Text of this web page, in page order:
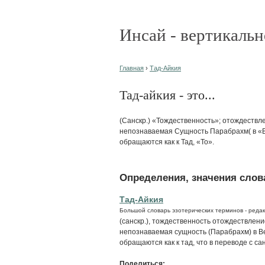
Инсай -
Главная › Тад-Айкия
Тад-айкия - это...
(Санскр.) «Тождественность»;
непознаваемая Сущность Парабрахм( в
обращаются как к Тад, «То».
Определения, значения
Тад-Айкия
Большой словарь эзотерических терминов -
(санскр.), тождественность
непознаваемая сущность (Парабрахм) в
обращаются как к тад, что в переводе с